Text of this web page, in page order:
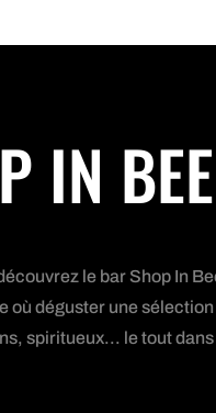
IN
le bar Shop In
où déguster une
spiritueux... le tout